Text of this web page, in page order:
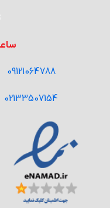
ساعت
09121064788
02133507154